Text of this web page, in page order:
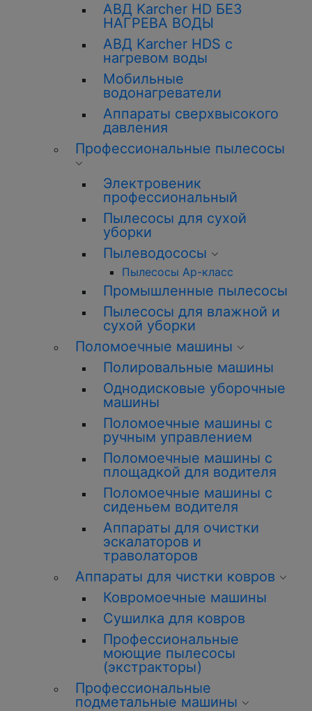
АВД Karcher HD БЕЗ
НАГРЕВА ВОДЫ
АВД Karcher HDS с
нагревом воды
Мобильные
водонагреватели
Аппараты сверхвысокого
давления
Профессиональные пылесосы
Электровеник
профессиональный
Пылесосы для сухой
уборки
Пылеводососы
Пылесосы Ар-класс
Промышленные пылесосы
Пылесосы для влажной и
сухой уборки
Поломоечные машины
Полировальные машины
Однодисковые уборочные
машины
Поломоечные машины с
ручным управлением
Поломоечные машины с
площадкой для водителя
Поломоечные машины с
сиденьем водителя
Аппараты для очистки
эскалаторов и
траволаторов
Аппараты для чистки ковров
Ковромоечные машины
Сушилка для ковров
Профессиональные
моющие пылесосы
(экстракторы)
Профессиональные
подметальные машины